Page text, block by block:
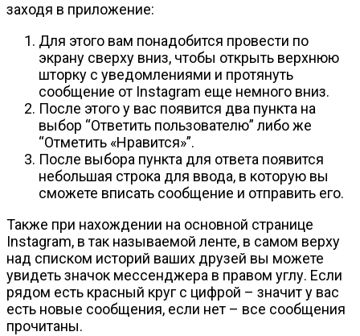
заходя в приложение:
Для этого вам понадобится провести по
экрану сверху вниз, чтобы открыть верхнюю
шторку с уведомлениями и протянуть
сообщение от Instagram еще немного вниз.
После этого у вас появится два пункта на
выбор “Ответить пользователю” либо же
“Отметить «Нравится»”.
После выбора пункта для ответа появится
небольшая строка для ввода, в которую вы
сможете вписать сообщение и отправить его.
Также при нахождении на основной странице
Instagram, в так называемой ленте, в самом верху
над списком историй ваших друзей вы можете
увидеть значок мессенджера в правом углу. Если
рядом есть красный круг с цифрой – значит у вас
есть новые сообщения, если нет – все сообщения
прочитаны.